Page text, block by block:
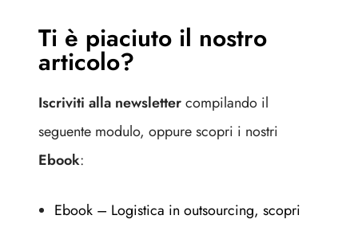
Ti è piaciuto il nostro
articolo?
Iscriviti alla newslettercompilando il
seguente modulo, oppure scopri i nostri
Ebook:
Ebook – Logistica in outsourcing, scopri